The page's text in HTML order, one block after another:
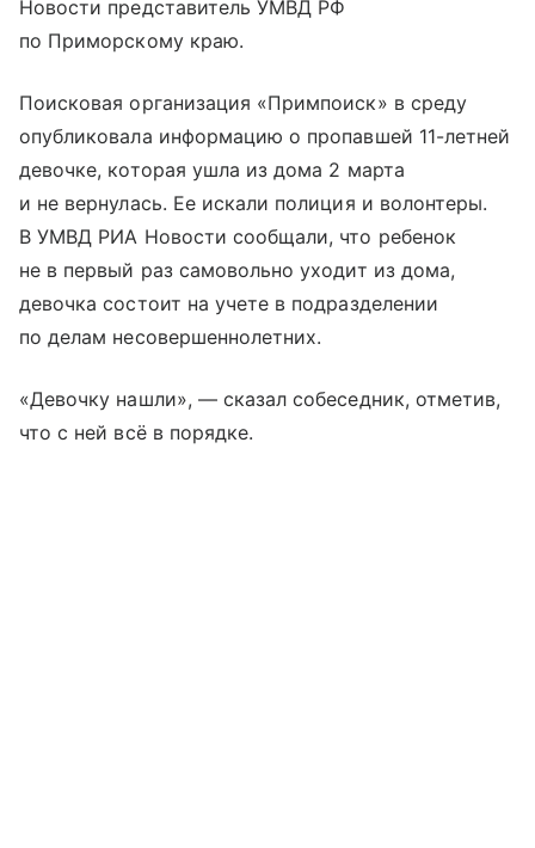
Новости представитель УМВД РФ
по Приморскому краю.
Поисковая организация «Примпоиск» в среду
опубликовала информацию о пропавшей 11-летней
девочке, которая ушла из дома 2 марта
и не вернулась. Ее искали полиция и волонтеры.
В УМВД РИА Новости сообщали, что ребенок
не в первый раз самовольно уходит из дома,
девочка состоит на учете в подразделении
по делам несовершеннолетних.
«Девочку нашли», — сказал собеседник, отметив,
что с ней всё в порядке.